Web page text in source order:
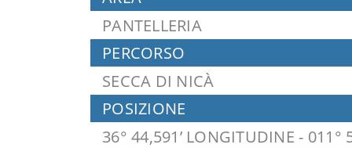
PANTELLERIA
PERCORSO
SECCA DI NICÀ
POSIZIONE
36° 44,591’ LONGITUDINE - 011°